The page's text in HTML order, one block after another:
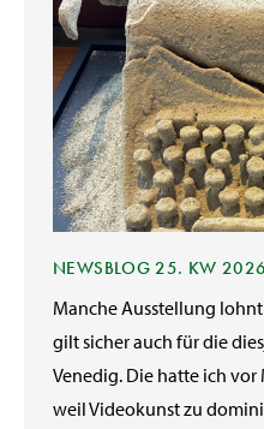
NEWSBLOG 25. KW 2026
Manche Ausstellung
gilt sicher auch für die
Venedig. Die hatte ich
weil Videokunst zu